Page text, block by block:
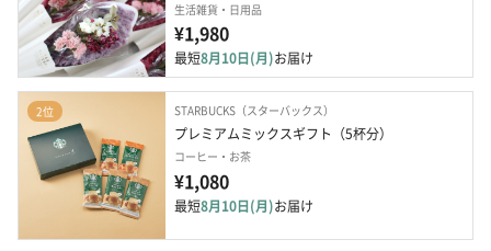
生活雑貨・日用品
¥1,980
最短8月10日(月)お届け
2位 STARBUCKS（スターバックス）
プレミアムミックスギフト（5杯分）
コーヒー・お茶
¥1,080
最短8月10日(月)お届け